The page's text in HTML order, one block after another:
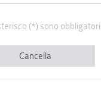
(*) sono
Cancella